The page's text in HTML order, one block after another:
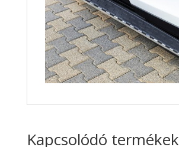
Kapcsolódó termékek